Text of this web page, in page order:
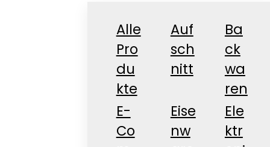
Alle
Pro
du
kte
Auf
sch
nitt
Ba
ck
wa
ren
E-
Co
Eise
nw
Ele
ktr